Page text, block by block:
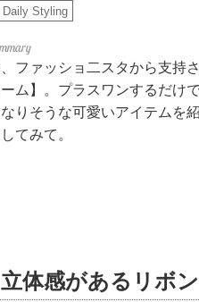
Daily Styling
ファッショ二スタから支持
ーム】。プラスワンするだけ
りそうな可愛いアイテムを
てみて。
立体感があるリボ